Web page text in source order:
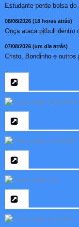
08/08/2026 (18 horas atrás)
07/08/2026 (um dia atrás)